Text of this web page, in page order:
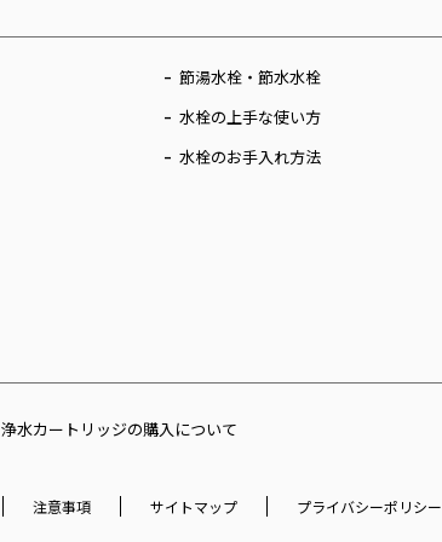
節湯水栓・節水水栓
水栓の上手な使い方
水栓のお手入れ方法
浄水カートリッジの購入について
注意事項 サイトマップ プライバシーポリシー